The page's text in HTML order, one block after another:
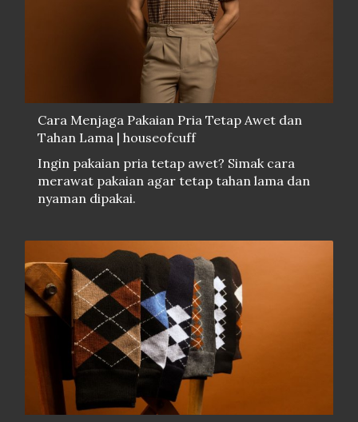
Cara Menjaga Pakaian Pria Tetap Awet dan
Tahan Lama | houseofcuff
Ingin pakaian pria tetap awet? Simak cara
merawat pakaian agar tetap tahan lama dan
nyaman dipakai.